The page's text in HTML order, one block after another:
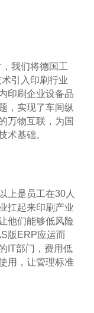
我们将德国工
引入印刷行业
印刷企业设备品
，实现了车间纵
万物互联，为国
术基础。
上是员工在30人
扛起来印刷产业
他们能够低风险
版ERP应运而
IT部门，费用低
用，让管理标准